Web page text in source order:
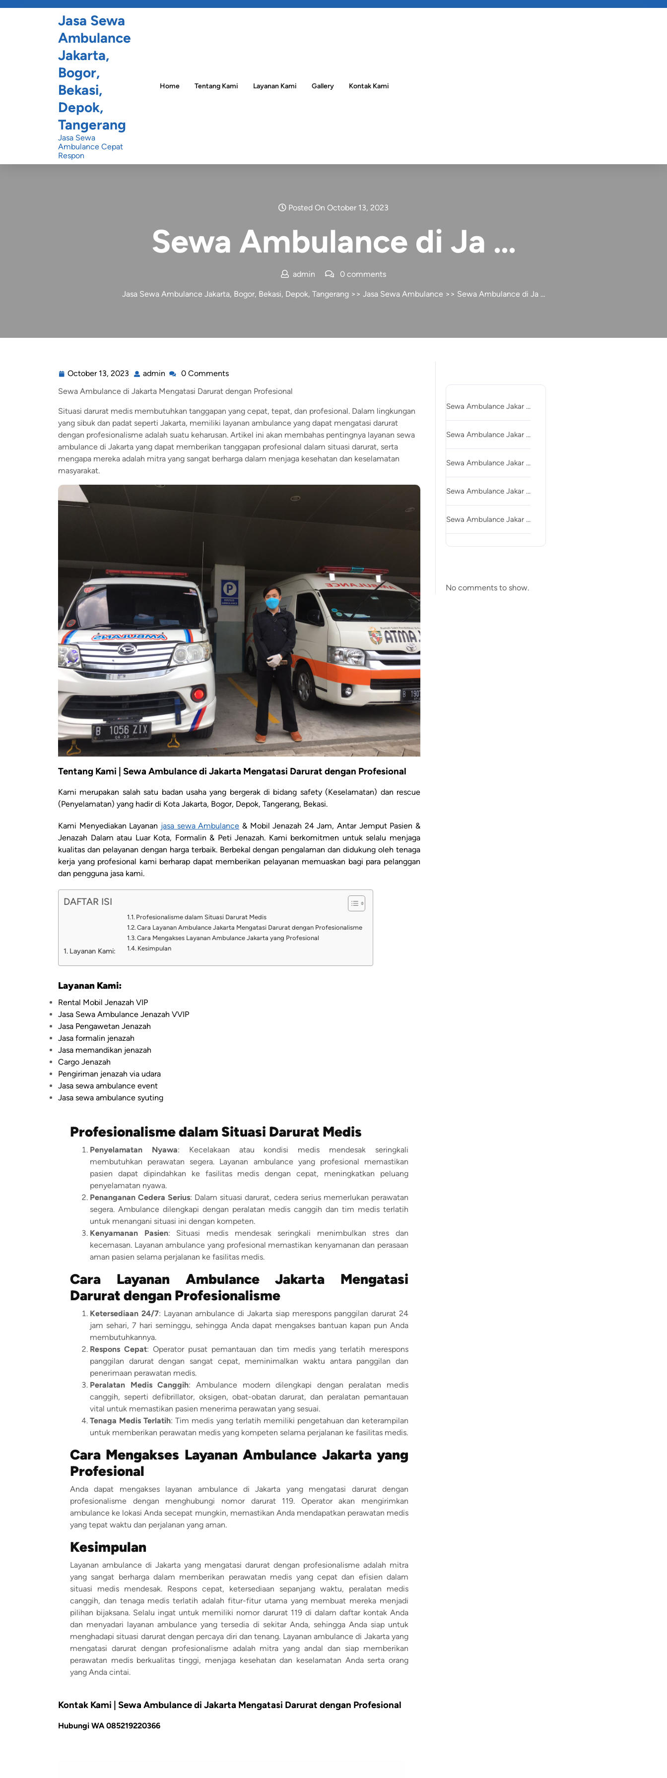
Jasa Sewa
Ambulance
Jakarta,
Bogor,
Bekasi,
Depok,
Tangerang
Jasa Sewa
Ambulance Cepat
Respon
Home Tentang Kami Layanan Kami Gallery Kontak Kami
Posted On October 13, 2023
Sewa Ambulance di Ja …
admin 0 comments
Jasa Sewa Ambulance Jakarta, Bogor, Bekasi, Depok, Tangerang>> Jasa Sewa Ambulance >> Sewa Ambulance di Ja …
October 13, 2023 admin
0 Comments
Sewa Ambulance di Jakarta Mengatasi Darurat dengan Profesional
Situasi darurat medis membutuhkan tanggapan yang cepat, tepat, dan profesional. Dalam lingkungan
yang sibuk dan padat seperti Jakarta, memiliki layanan ambulance yang dapat mengatasi darurat
dengan profesionalisme adalah suatu keharusan. Artikel ini akan membahas pentingnya layanan sewa
ambulance di Jakarta yang dapat memberikan tanggapan profesional dalam situasi darurat, serta
mengapa mereka adalah mitra yang sangat berharga dalam menjaga kesehatan dan keselamatan
masyarakat.
Tentang Kami | Sewa Ambulance di Jakarta Mengatasi Darurat dengan Profesional
Kami merupakan salah satu badan usaha yang bergerak di bidang safety (Keselamatan) dan rescue
(Penyelamatan) yang hadir di Kota Jakarta, Bogor, Depok, Tangerang, Bekasi.
Kami Menyediakan Layanan jasa sewa Ambulance & Mobil Jenazah 24 Jam, Antar Jemput Pasien &
Jenazah Dalam atau Luar Kota, Formalin & Peti Jenazah. Kami berkomitmen untuk selalu menjaga
kualitas dan pelayanan dengan harga terbaik. Berbekal dengan pengalaman dan didukung oleh tenaga
kerja yang profesional kami berharap dapat memberikan pelayanan memuaskan bagi para pelanggan
dan pengguna jasa kami.
DAFTAR ISI
Layanan Kami:
Profesionalisme dalam Situasi Darurat Medis
Cara Layanan Ambulance Jakarta Mengatasi Darurat dengan Profesionalisme
Cara Mengakses Layanan Ambulance Jakarta yang Profesional
Kesimpulan
Layanan Kami:
Rental Mobil Jenazah VIP
Jasa Sewa Ambulance Jenazah VVIP
Jasa Pengawetan Jenazah
Jasa formalin jenazah
Jasa memandikan jenazah
Cargo Jenazah
Pengiriman jenazah via udara
Jasa sewa ambulance event
Jasa sewa ambulance syuting
Profesionalisme dalam Situasi Darurat Medis
Penyelamatan Nyawa: Kecelakaan atau kondisi medis mendesak seringkali
membutuhkan perawatan segera. Layanan ambulance yang profesional memastikan
pasien dapat dipindahkan ke fasilitas medis dengan cepat, meningkatkan peluang
penyelamatan nyawa.
Penanganan Cedera Serius: Dalam situasi darurat, cedera serius memerlukan perawatan
segera. Ambulance dilengkapi dengan peralatan medis canggih dan tim medis terlatih
untuk menangani situasi ini dengan kompeten.
Kenyamanan Pasien: Situasi medis mendesak seringkali menimbulkan stres dan
kecemasan. Layanan ambulance yang profesional memastikan kenyamanan dan perasaan
aman pasien selama perjalanan ke fasilitas medis.
Cara Layanan Ambulance Jakarta Mengatasi
Darurat dengan Profesionalisme
Ketersediaan 24/7: Layanan ambulance di Jakarta siap merespons panggilan darurat 24
jam sehari, 7 hari seminggu, sehingga Anda dapat mengakses bantuan kapan pun Anda
membutuhkannya.
Respons Cepat: Operator pusat pemantauan dan tim medis yang terlatih merespons
panggilan darurat dengan sangat cepat, meminimalkan waktu antara panggilan dan
penerimaan perawatan medis.
Peralatan Medis Canggih: Ambulance modern dilengkapi dengan peralatan medis
canggih, seperti defibrillator, oksigen, obat-obatan darurat, dan peralatan pemantauan
vital untuk memastikan pasien menerima perawatan yang sesuai.
Tenaga Medis Terlatih: Tim medis yang terlatih memiliki pengetahuan dan keterampilan
untuk memberikan perawatan medis yang kompeten selama perjalanan ke fasilitas medis.
Cara Mengakses Layanan Ambulance Jakarta yang
Profesional
Anda dapat mengakses layanan ambulance di Jakarta yang mengatasi darurat dengan
profesionalisme dengan menghubungi nomor darurat 119. Operator akan mengirimkan
ambulance ke lokasi Anda secepat mungkin, memastikan Anda mendapatkan perawatan medis
yang tepat waktu dan perjalanan yang aman.
Kesimpulan
Layanan ambulance di Jakarta yang mengatasi darurat dengan profesionalisme adalah mitra
yang sangat berharga dalam memberikan perawatan medis yang cepat dan efisien dalam
situasi medis mendesak. Respons cepat, ketersediaan sepanjang waktu, peralatan medis
canggih, dan tenaga medis terlatih adalah fitur-fitur utama yang membuat mereka menjadi
pilihan bijaksana. Selalu ingat untuk memiliki nomor darurat 119 di dalam daftar kontak Anda
dan menyadari layanan ambulance yang tersedia di sekitar Anda, sehingga Anda siap untuk
menghadapi situasi darurat dengan percaya diri dan tenang. Layanan ambulance di Jakarta yang
mengatasi darurat dengan profesionalisme adalah mitra yang andal dan siap memberikan
perawatan medis berkualitas tinggi, menjaga kesehatan dan keselamatan Anda serta orang
yang Anda cintai.
Kontak Kami | Sewa Ambulance di Jakarta Mengatasi Darurat dengan Profesional
Hubungi WA 085219220366
Sewa Ambulance Jakar …
Sewa Ambulance Jakar …
Sewa Ambulance Jakar …
Sewa Ambulance Jakar …
Sewa Ambulance Jakar …
No comments to show.